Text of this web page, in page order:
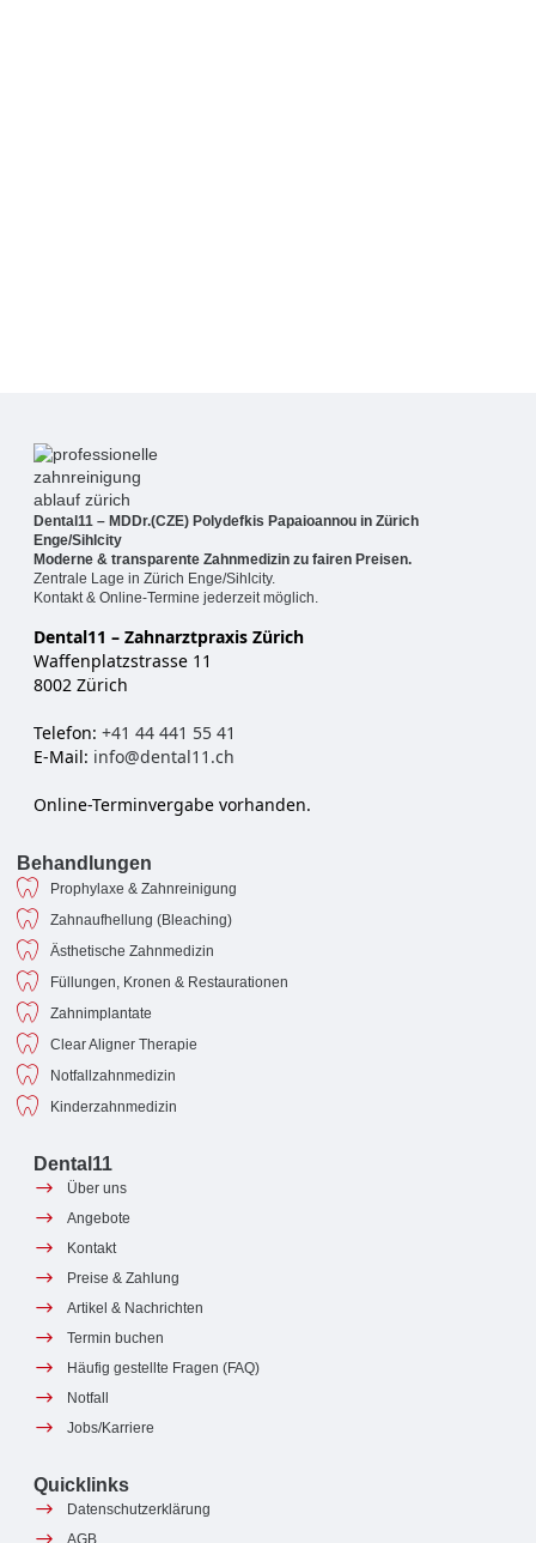
Dental11 – MDDr.(CZE) Polydefkis Papaioannou in Zürich
Enge/Sihlcity
Moderne & transparente Zahnmedizin zu fairen Preisen.
Zentrale Lage in Zürich Enge/Sihlcity.
Kontakt & Online-Termine jederzeit möglich.
Dental11 – Zahnarztpraxis Zürich
Waffenplatzstrasse 11
8002 Zürich
Telefon: +41 44 441 55 41
E-Mail: info@dental11.ch
Online-Terminvergabe vorhanden.
Behandlungen
Prophylaxe & Zahnreinigung
Zahnaufhellung (Bleaching)
Ästhetische Zahnmedizin
Füllungen, Kronen & Restaurationen
Zahnimplantate
Clear Aligner Therapie
Notfallzahnmedizin
Kinderzahnmedizin
Dental11
Über uns
Angebote
Kontakt
Preise & Zahlung
Artikel & Nachrichten
Termin buchen
Häufig gestellte Fragen (FAQ)
Notfall
Jobs/Karriere
Quicklinks
Datenschutzerklärung
AGB